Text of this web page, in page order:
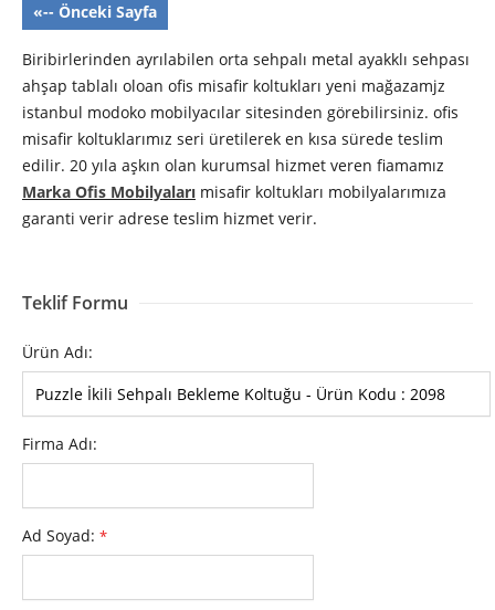
«-- Önceki Sayfa
Biribirlerinden ayrılabilen orta sehpalı metal ayakklı sehpası
ahşap tablalı oloan ofis misafir koltukları yeni mağazamjz
istanbul modoko mobilyacılar sitesinden görebilirsiniz. ofis
misafir koltuklarımız seri üretilerek en kısa sürede teslim
edilir. 20 yıla aşkın olan kurumsal hizmet veren fiamamız
Marka Ofis Mobilyaları misafir koltukları mobilyalarımıza
garanti verir adrese teslim hizmet verir.
Teklif Formu
Ürün Adı:
Firma Adı:
Ad Soyad: *